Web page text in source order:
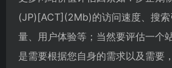
(JP)[ACT](2Mb)的访问速度、搜索
量、用户体验等；当然要评估一个
是需要根据您自身的需求以及需要